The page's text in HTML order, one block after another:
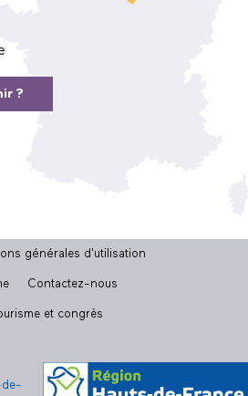
?
générales d'utilisation
Contactez-nous
et congrès
de-